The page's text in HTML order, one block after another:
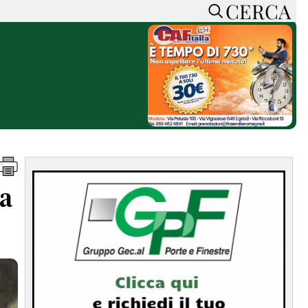
CERCA
ACCEDI o REGISTRATI
CONTATTI
SOSTIENI LA PRESSA
CONOSCI LA PRESSA
COOKIE POLICY
PRIVACY POLICY
FEED RSS
MAPPA DEL SITO
NORMATIVE
DEONTOLOGICHE
CERCA